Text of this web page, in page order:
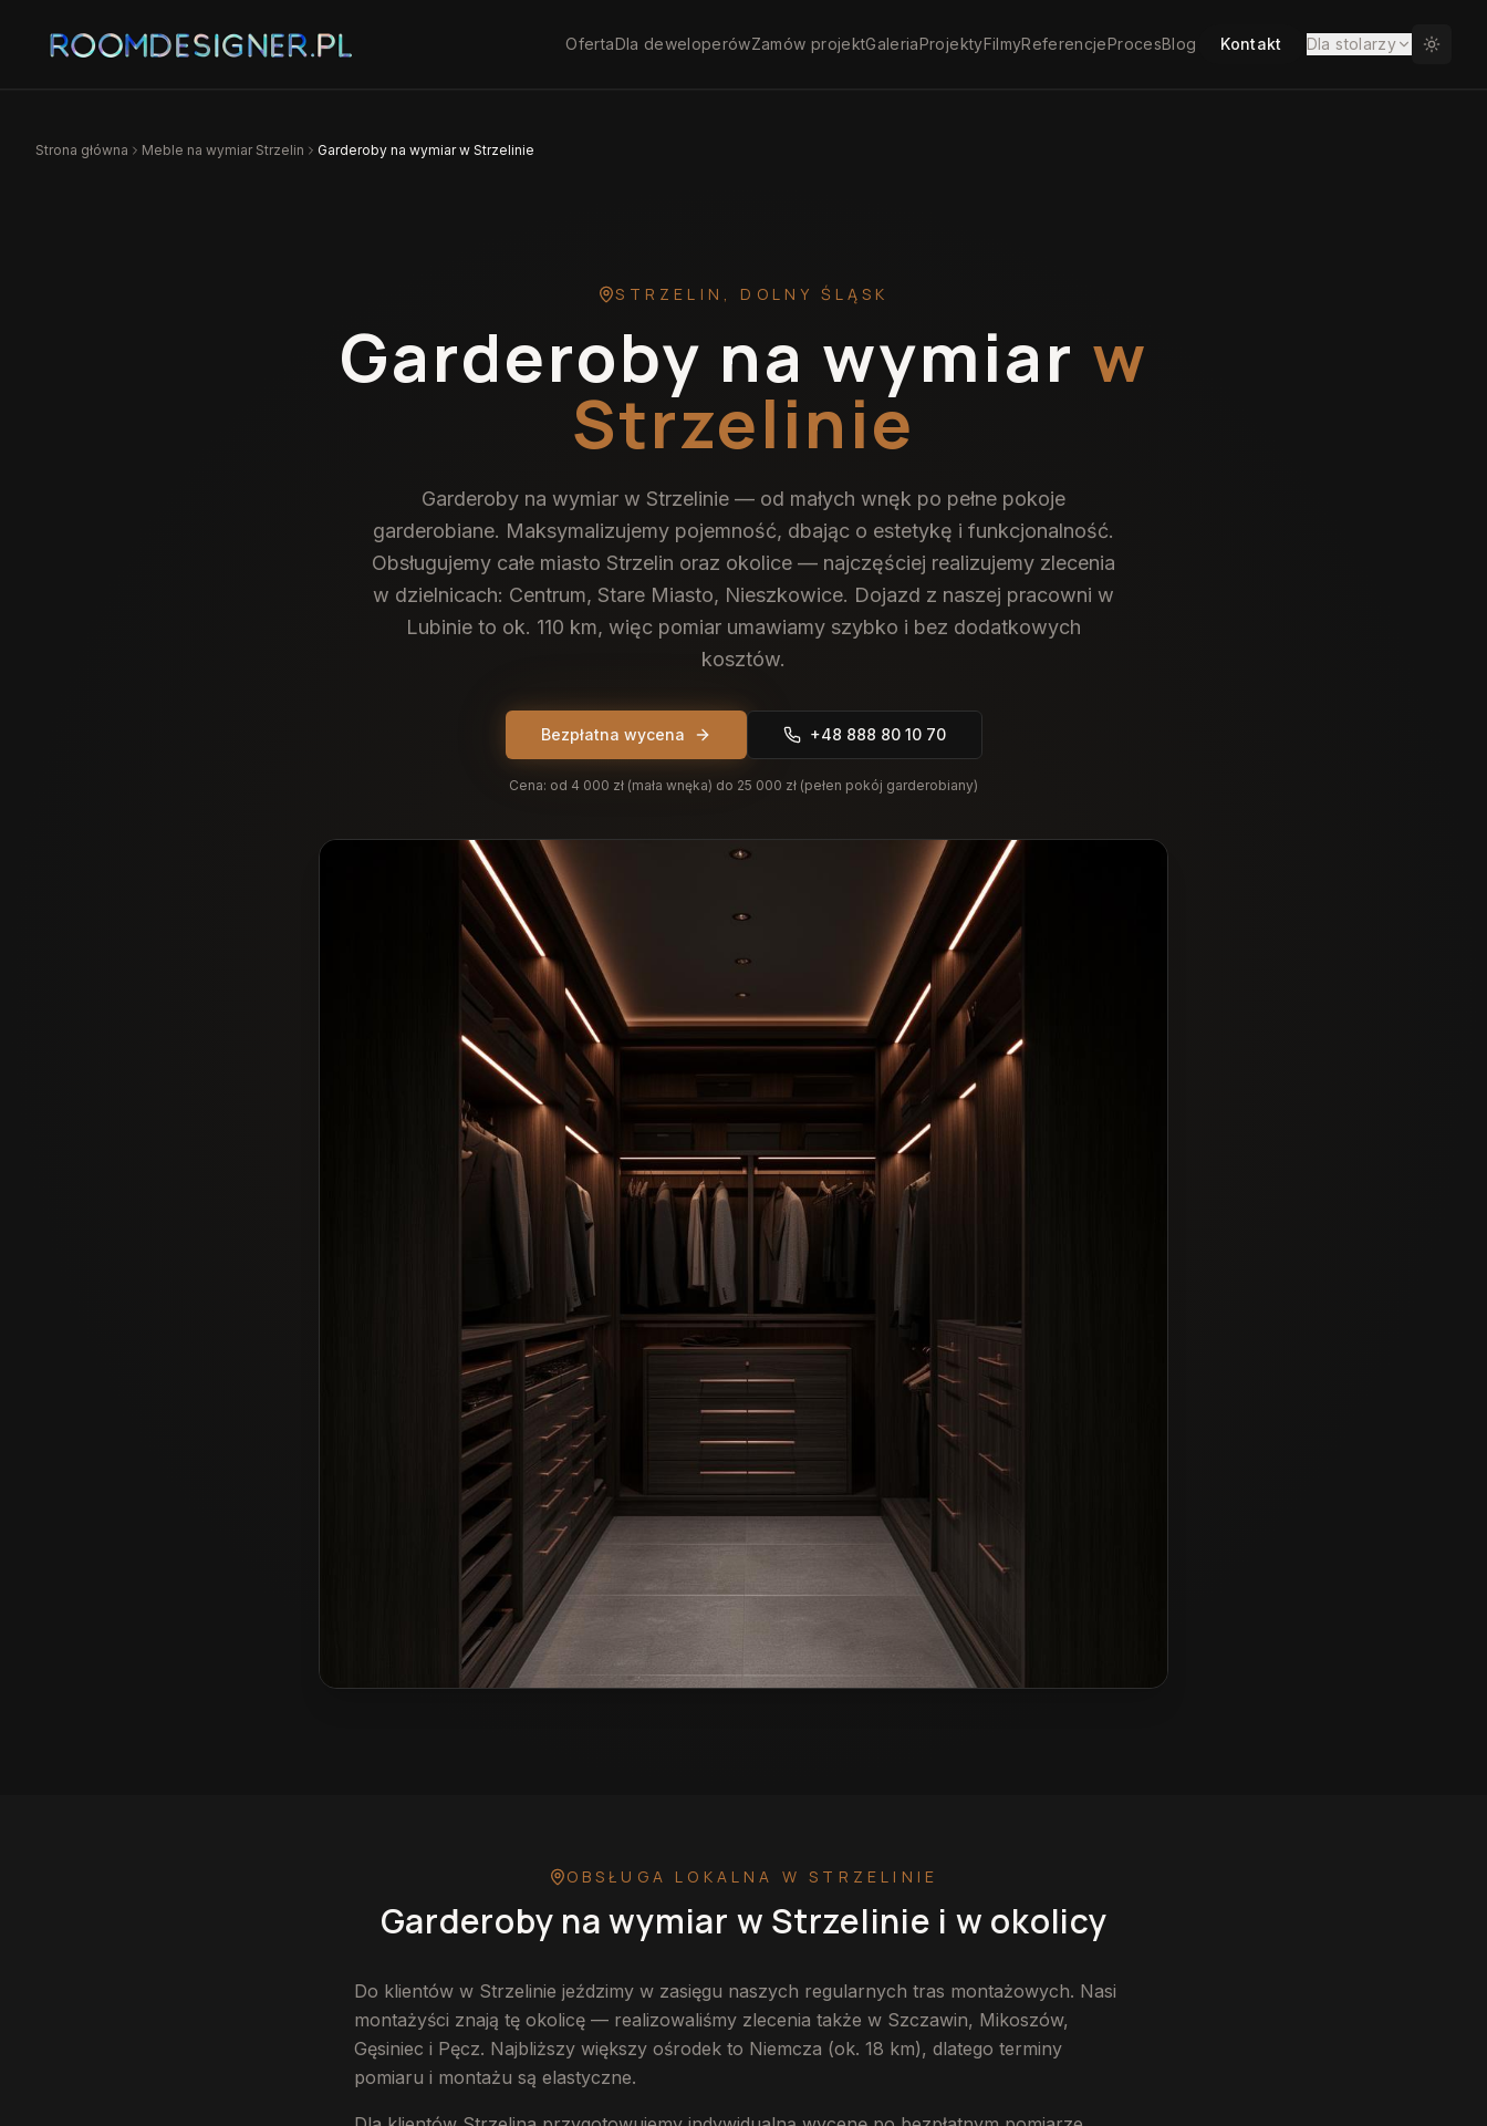
OfertaDla deweloperówZamów projektGaleriaProjektyFilmyReferencjeProcesBlog Kontakt Dla stolarzy
Strona główna Meble na wymiar Strzelin Garderoby na wymiar w Strzelinie
STRZELIN , DOLNY ŚLĄSK
Garderoby na wymiar w
Strzelinie
Garderoby na wymiar w Strzelinie — od małych wnęk po pełne pokoje
garderobiane. Maksymalizujemy pojemność, dbając o estetykę i funkcjonalność.
Obsługujemy całe miasto Strzelin oraz okolice — najczęściej realizujemy zlecenia
w dzielnicach: Centrum, Stare Miasto, Nieszkowice. Dojazd z naszej pracowni w
Lubinie to ok. 110 km, więc pomiar umawiamy szybko i bez dodatkowych
kosztów.
Bezpłatna wycena +48 888 80 10 70
Cena: od 4 000 zł (mała wnęka) do 25 000 zł (pełen pokój garderobiany)
OBSŁUGA LOKALNA W STRZELINIE
Garderoby na wymiar w Strzelinie i w okolicy
Do klientów w Strzelinie jeździmy w zasięgu naszych regularnych tras montażowych. Nasi
montażyści znają tę okolicę — realizowaliśmy zlecenia także w Szczawin, Mikoszów,
Gęsiniec i Pęcz. Najbliższy większy ośrodek to Niemcza (ok. 18 km), dlatego terminy
pomiaru i montażu są elastyczne.